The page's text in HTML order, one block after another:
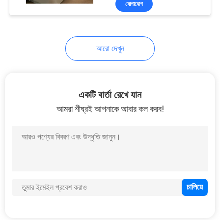
পাঁচতারা হোটেল আসবাব
হোটেল সোফা বিছানা
যোগাযোগ
আরো দেখুন
একটি বার্তা রেখে যান
আমরা শীঘ্রই আপনাকে আবার কল করব!